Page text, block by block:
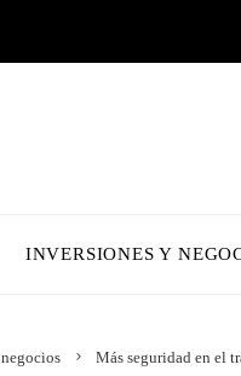
INVERSIONES Y
Más seguridad en el